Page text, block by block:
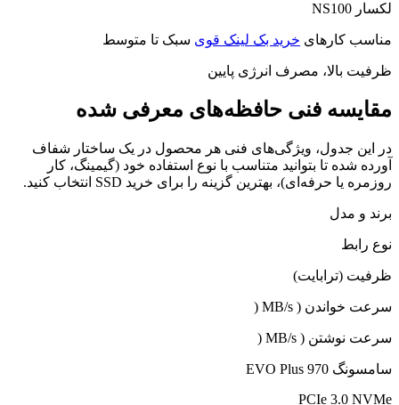
لکسار NS100
مناسب کارهای خرید بک لینک قوی سبک تا متوسط
ظرفیت بالا، مصرف انرژی پایین
مقایسه فنی حافظه‌های معرفی شده
در این جدول، ویژگی‌های فنی هر محصول در یک ساختار شفاف
آورده شده تا بتوانید متناسب با نوع استفاده خود (گیمینگ، کار
روزمره یا حرفه‌ای)، بهترین گزینه را برای خرید SSD انتخاب کنید.
برند و مدل
نوع رابط
ظرفیت (ترابایت)
سرعت خواندن ( MB/s (
سرعت نوشتن ( MB/s (
سامسونگ 970 EVO Plus
PCIe 3.0 NVMe